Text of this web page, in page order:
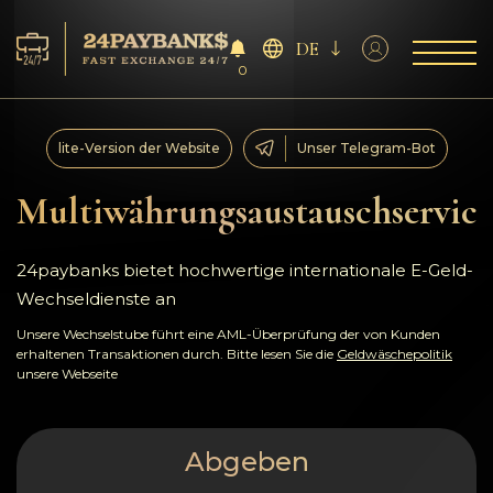
Services
Reserven
Für die Partner
Feedback
Regeln
AML/CFT
0
DE
Multiwährungsaustauschservice
lite-Version der Website Unser Telegram-Bot
24paybanks bietet hochwertige internationale E-Geld-
Wechseldienste an
Unsere Wechselstube führt eine AML-Überprüfung der von Kunden
erhaltenen Transaktionen durch. Bitte lesen Sie die Geldwäschepolitik
unsere Webseite
Abgeben